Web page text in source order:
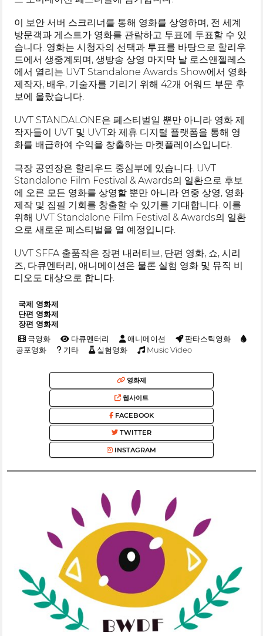
이 보안 서버 스크리너를 통해 영화를 상영하며, 전 세계
방문객과 게스트가 영화를 관람하고 투표에 투표할 수 있
습니다. 영화는 시청자의 선택과 투표를 바탕으로 할리우
드에서 생중계되며, 생방송 상영 마지막 날 로스앤젤레스
에서 열리는 UVT Standalone Awards Show에서 영화
제작자, 배우, 기술자를 기리기 위해 42개 어워드 부문 후
보에 올랐습니다.
UVT STANDALONE은 페스티벌일 뿐만 아니라 영화 제
작자들이 UVT 및 UVT와 제휴 디지털 플랫폼을 통해 영
화를 배급하여 수익을 창출하는 마켓플레이스입니다.
극장 공연장은 할리우드 중심부에 있습니다. UVT
Standalone Film Festival & Awards의 일환으로 후보
에 오른 모든 영화를 상영할 뿐만 아니라 연중 상영, 영화
제작 및 집필 기회를 창출할 수 있기를 기대합니다. 이를
위해 UVT Standalone Film Festival & Awards의 일환
으로 새로운 페스티벌을 열 예정입니다.
UVT SFFA 출품작은 장편 내러티브, 단편 영화, 쇼, 시리
즈, 다큐멘터리, 애니메이션은 물론 실험 영화 및 뮤직 비
디오도 대상으로 합니다.
국제 영화제
단편 영화제
장편 영화제
극영화 다큐멘터리 애니메이션
판타스틱영화
공포영화
기타 실험영화 Music Video
영화제
웹사이트
FACEBOOK
TWITTER
INSTAGRAM